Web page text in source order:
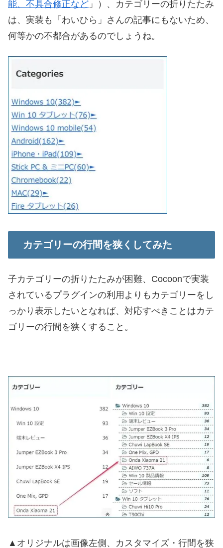
能、不具合修正など 」）、カテゴリーの折りたたみ
は、実装も「わいひら」さんの記事にもないため、
何等かの不都合があるのでしょうね。
カテゴリーの行間を狭くしてみた
子カテゴリーの折りたたみが困難、Cocoonで実装
されているプラグインの利用よりもカテゴリーをし
っかり表示したいとなれば、対応すべきことはカテ
ゴリーの行間を狭くすること。
▲オリジナルは画像左側、カスタマイズ・行間を狭